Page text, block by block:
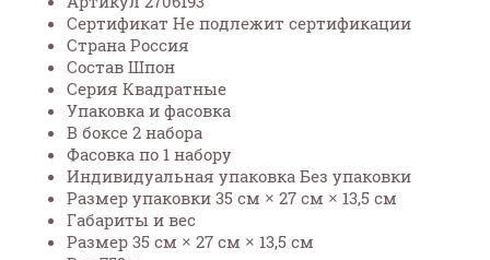
Сертификат Не подлежит сертификации
Страна Россия
Состав Шпон
Серия Квадратные
Упаковка и фасовка
В боксе 2 набора
Фасовка по 1 набору
Индивидуальная упаковка Без упаковки
Размер упаковки 35 см × 27 см × 13,5 см
Габариты и вес
Размер 35 см × 27 см × 13,5 см